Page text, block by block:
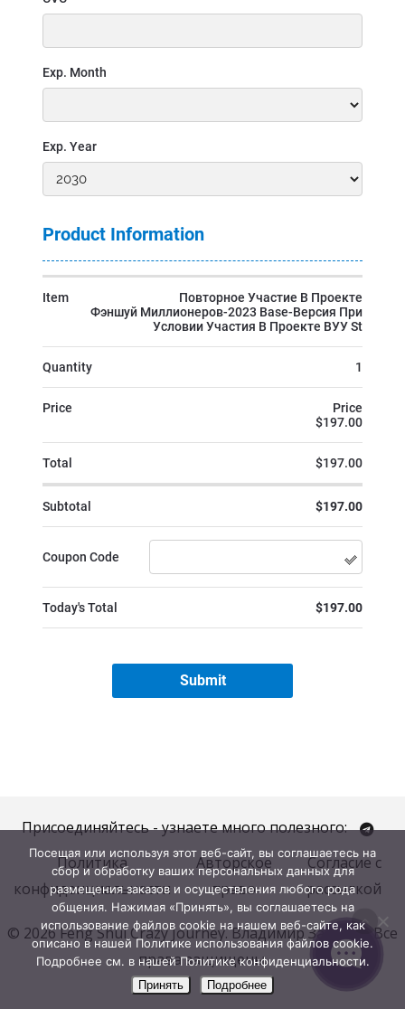
Присоединяйтесь - узнаете много полезного:
Политика
конфиденциальности
Авторское
право
Согласие с
рассылкой
© 2026 Feng Shui Crazy Journey. Владимир Захаров. Все
права защищены.
Посещая или используя этот веб-сайт, вы соглашаетесь на
сбор и обработку ваших персональных данных для
размещения заказов и осуществления любого рода
общения. Нажимая «Принять», вы соглашаетесь на
использование файлов cookie на нашем веб-сайте, как
описано в нашей Политике использования файлов cookie.
Подробнее см. в нашей Политике конфиденциальности.
Принять Подробнее